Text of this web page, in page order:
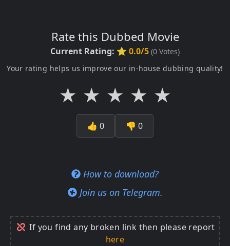
Rate this Dubbed Movie
Current Rating: ⭐ 0.0/5 (0 Votes)
Your rating helps us improve our in-house dubbing quality!
★ ★ ★ ★ ★
👍 0 👎 0
How to download?
Join us on Telegram.
If you find any broken link then please report
here